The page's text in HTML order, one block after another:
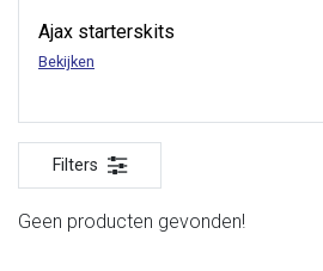
Ajax starterskits
Bekijken
Filters
Geen producten gevonden!